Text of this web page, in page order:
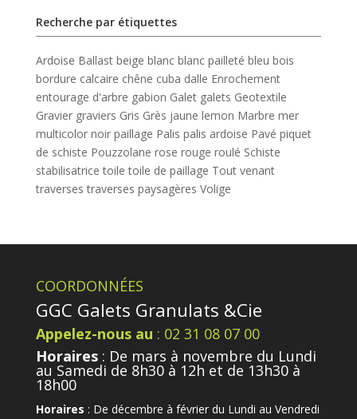
Recherche par étiquettes
Ardoise Ballast beige blanc blanc pailleté bleu bois
bordure calcaire chêne cuba dalle Enrochement
entourage d'arbre gabion Galet galets Geotextile
Gravier graviers Gris Grès jaune lemon Marbre mer
multicolor noir paillage Palis palis ardoise Pavé piquet
de schiste Pouzzolane rose rouge roulé Schiste
stabilisatrice toile toile de paillage Tout venant
traverses traverses paysagères Volige
COORDONNÉES
GGC Galets Granulats &Cie
Appelez-nous au : 02 31 08 07 00
Horaires: De mars à novembre du Lundi
au Samedi de 8h30 à 12h et de 13h30 à
18h00
Horaires : De décembre à février du Lundi au Vendredi